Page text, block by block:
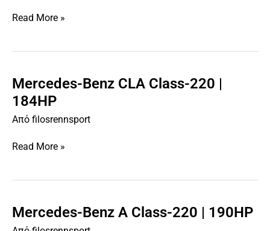
|Read More »
Mercedes-Benz CLA Class-220 |
184HP
Από filosrennsport
Mercedes-
Benz
CLA
Class-
|Read More »
Mercedes-Benz A Class-220 | 190HP
Mercedes-
Benz